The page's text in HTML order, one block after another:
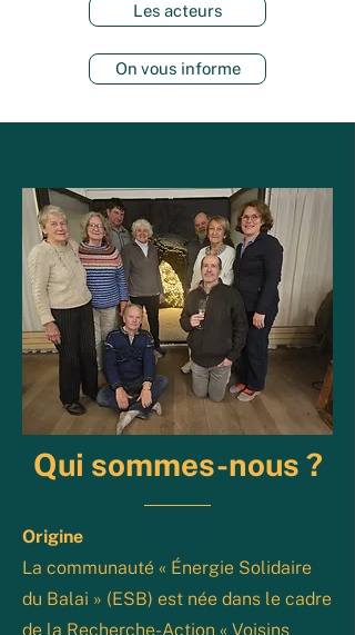
Les acteurs
On vous informe
Qui sommes-nous ?
Origine
La communauté « Énergie Solidaire
du Balai » (ESB) est née dans le cadre
de la Recherche-Action « Voisins